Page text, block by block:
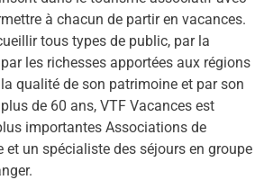
à chacun de partir en vacances.
tous types de public, par la
les richesses apportées aux régions
qualité de son patrimoine et par son
de 60 ans, VTF Vacances est
importantes Associations de
et un spécialiste des séjours en groupe